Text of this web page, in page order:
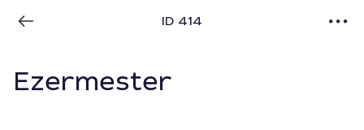
ID 414
Ezermester